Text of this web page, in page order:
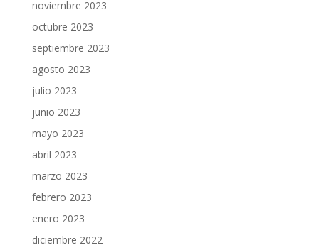
noviembre 2023
octubre 2023
septiembre 2023
agosto 2023
julio 2023
junio 2023
mayo 2023
abril 2023
marzo 2023
febrero 2023
enero 2023
diciembre 2022